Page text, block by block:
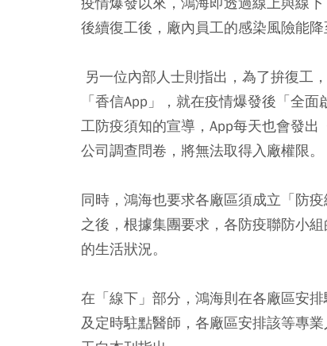
後續復工後，廠內員工的感染風險能降
另一位內部人士則指出，為了拚復工
「香信App」，就在疫情爆發後「全
工防疫須知的宣導，App每天也會發
公司調查問卷，將無法取得入廠權限。
同時，鴻海也要求各廠區須成立「防
之後，根據集團要求，各防疫聯防小
的生活狀況。
在「線下」部分，鴻海則在各廠區安
及定時駐點醫師，各廠區安排該等專